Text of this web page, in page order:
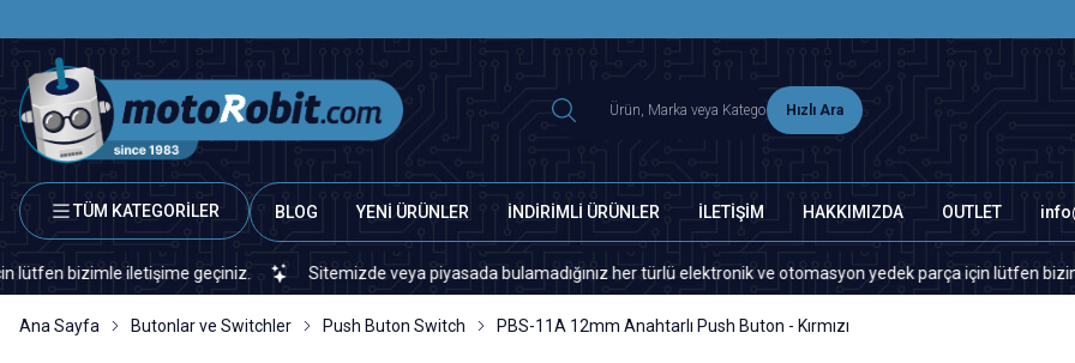
Hızlı Ara
TÜM KATEGORİLER BLOG YENİ ÜRÜNLER İNDİRİMLİ ÜRÜNLER İLETİŞİM HAKKIMIZDA OUTLET
iletişime geçiniz. Sitemizde veya piyasada bulamadığınız her türlü elektronik ve otomasyon yedek parça için lütfen bizimle
Ana Sayfa Butonlar ve Switchler Push Buton Switch PBS-11A 12mm Anahtarlı Push Buton - Kırmızı